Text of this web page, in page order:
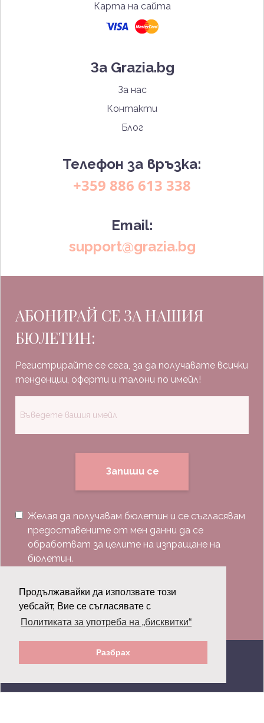
Продължавайки да използвате този
уебсайт, Вие се съгласявате с
Политиката за употреба на „бисквитки“
Разбрах
Карта на сайта
За Grazia.bg
За нас
Контакти
Блог
Телефон за връзка:
+359 886 613 338
Email:
support@grazia.bg
АБОНИРАЙ СЕ ЗА НАШИЯ
БЮЛЕТИН:
Регистрирайте се сега, за да получавате всички
тенденции, оферти и талони по имейл!
Запиши се
Желая да получавам бюлетин и се съгласявам
предоставените от мен данни да се
обработват за целите на изпращане на
бюлетин.
Последвай ни:
© 2026 Grazia.bg - Всички права запазени